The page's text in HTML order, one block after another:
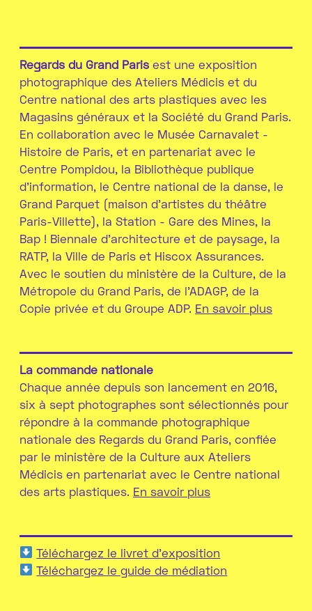
Regards du Grand Paris est une exposition
photographique des Ateliers Médicis et du
Centre national des arts plastiques avec les
Magasins généraux et la Société du Grand Paris.
En collaboration avec le Musée Carnavalet -
Histoire de Paris, et en partenariat avec le
Centre Pompidou, la Bibliothèque publique
d’information, le Centre national de la danse, le
Grand Parquet (maison d’artistes du théâtre
Paris-Villette), la Station - Gare des Mines, la
Bap ! Biennale d’architecture et de paysage, la
RATP, la Ville de Paris et Hiscox Assurances.
Avec le soutien du ministère de la Culture, de la
Métropole du Grand Paris, de l’ADAGP, de la
Copie privée et du Groupe ADP. En savoir plus
La commande nationale
Chaque année depuis son lancement en 2016,
six à sept photographes sont sélectionnés pour
répondre à la commande photographique
nationale des Regards du Grand Paris, confiée
par le ministère de la Culture aux Ateliers
Médicis en partenariat avec le Centre national
des arts plastiques. En savoir plus
Téléchargez le livret d'exposition
Téléchargez le guide de médiation